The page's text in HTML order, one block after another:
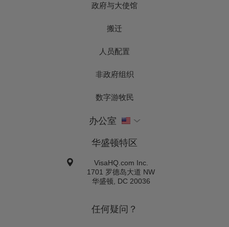
政府与大使馆
搬迁
人员配置
非政府组织
数字游牧民
办公室
华盛顿特区
VisaHQ.com Inc.
1701 罗德岛大道 NW
华盛顿
DC 20036
任何疑问？